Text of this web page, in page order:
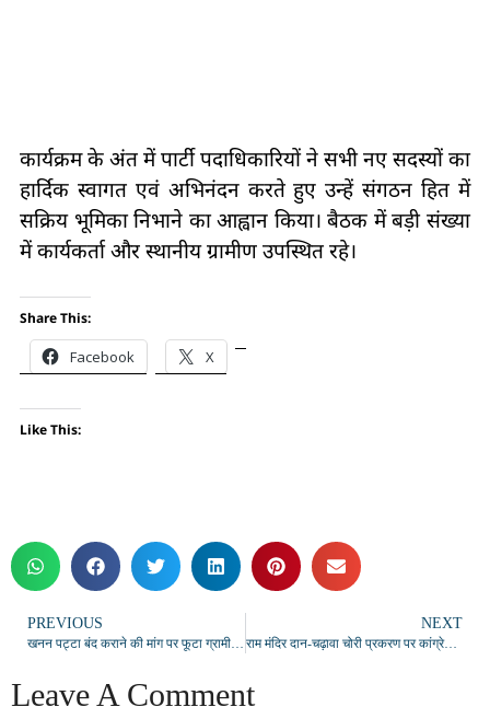
कार्यक्रम के अंत में पार्टी पदाधिकारियों ने सभी नए सदस्यों का
हार्दिक स्वागत एवं अभिनंदन करते हुए उन्हें संगठन हित में
सक्रिय भूमिका निभाने का आह्वान किया। बैठक में बड़ी संख्या
में कार्यकर्ता और स्थानीय ग्रामीण उपस्थित रहे।
Share This:
Facebook X
Like This:
PREVIOUS
खनन पट्टा बंद कराने की मांग पर फूटा ग्रामीणों का गुस्सा, कांग्रेस ने दी बड़े आंदोलन की चेतावनी
NEXT
राम मंदिर दान-चढ़ावा चोरी प्रकरण पर कांग्रेस का विरोध, राज्यपाल के नाम सौंपा ज्ञापन
Leave A Comment